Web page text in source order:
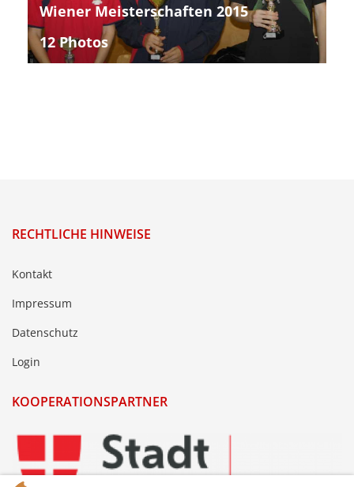
Wiener Meisterschaften 2015
12 Photos
RECHTLICHE HINWEISE
Kontakt
Impressum
Datenschutz
Login
KOOPERATIONSPARTNER